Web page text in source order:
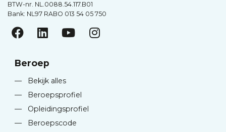
BTW-nr. NL.0088.54.117.B01
Bank: NL97 RABO 013 54 05 750
Beroep
—
Bekijk alles
—
Beroepsprofiel
—
Opleidingsprofiel
—
Beroepscode